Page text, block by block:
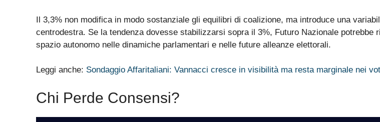
Il 3,3% non modifica in modo sostanziale gli equilibri di coalizione, ma introduce una
centrodestra. Se la tendenza dovesse stabilizzarsi sopra il 3%, Futuro Nazionale potrebbe
spazio autonomo nelle dinamiche parlamentari e nelle future alleanze elettorali.
Leggi anche: Sondaggio Affaritaliani: Vannacci cresce in visibilità ma resta marginale nei
Chi Perde Consensi?